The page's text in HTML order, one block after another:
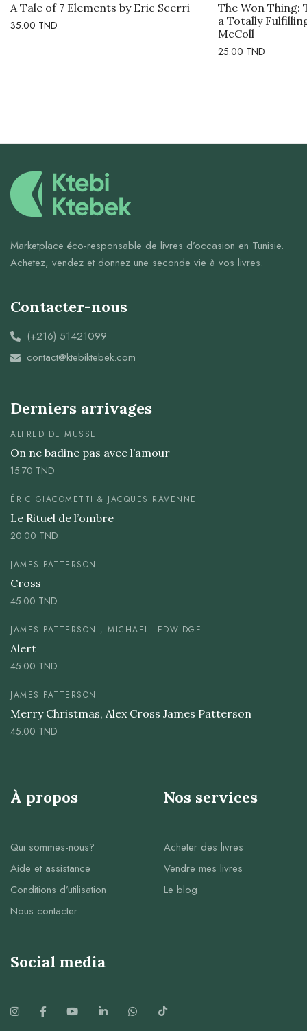
A Tale of 7 Elements by Eric Scerri
35.00 TND
The Won Thing:
a Totally
McColl
25.00 TND
Marketplace éco-responsable de livres d’occasion en Tunisie.
Achetez, vendez et donnez une seconde vie à vos livres.
Contacter-nous
(+216) 51421099
contact@ktebiktebek.com
Derniers arrivages
ALFRED DE MUSSET
On ne badine pas avec l’amour
15.70 TND
ÉRIC GIACOMETTI & JACQUES RAVENNE
Le Rituel de l’ombre
20.00 TND
JAMES PATTERSON
Cross
45.00 TND
JAMES PATTERSON , MICHAEL LEDWIDGE
Alert
45.00 TND
JAMES PATTERSON
Merry Christmas, Alex Cross James Patterson
45.00 TND
À propos
Qui sommes-nous?
Aide et assistance
Conditions d’utilisation
Nous contacter
Nos services
Acheter des livres
Vendre mes livres
Le blog
Social media